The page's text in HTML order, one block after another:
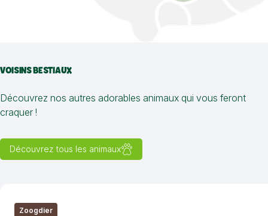
VOISINS BESTIAUX
Découvrez nos autres adorables animaux qui vous feront
craquer !
Découvrez tous les animaux
Zoogdier